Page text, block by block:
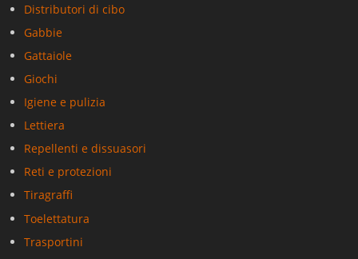
Distributori di cibo
Gabbie
Gattaiole
Giochi
Igiene e pulizia
Lettiera
Repellenti e dissuasori
Reti e protezioni
Tiragraffi
Toelettatura
Trasportini